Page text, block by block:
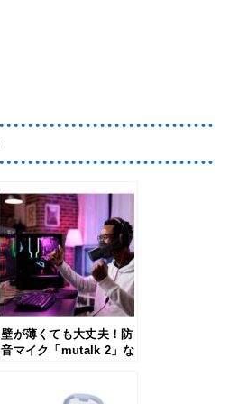
壁が薄くても大丈夫！防
音マイク「mutalk 2」な